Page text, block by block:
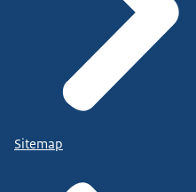
Sitemap